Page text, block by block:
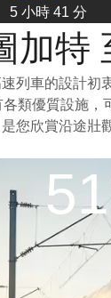
5 小時 41 分
加特
列車的設計
類優質設施
您欣賞沿途